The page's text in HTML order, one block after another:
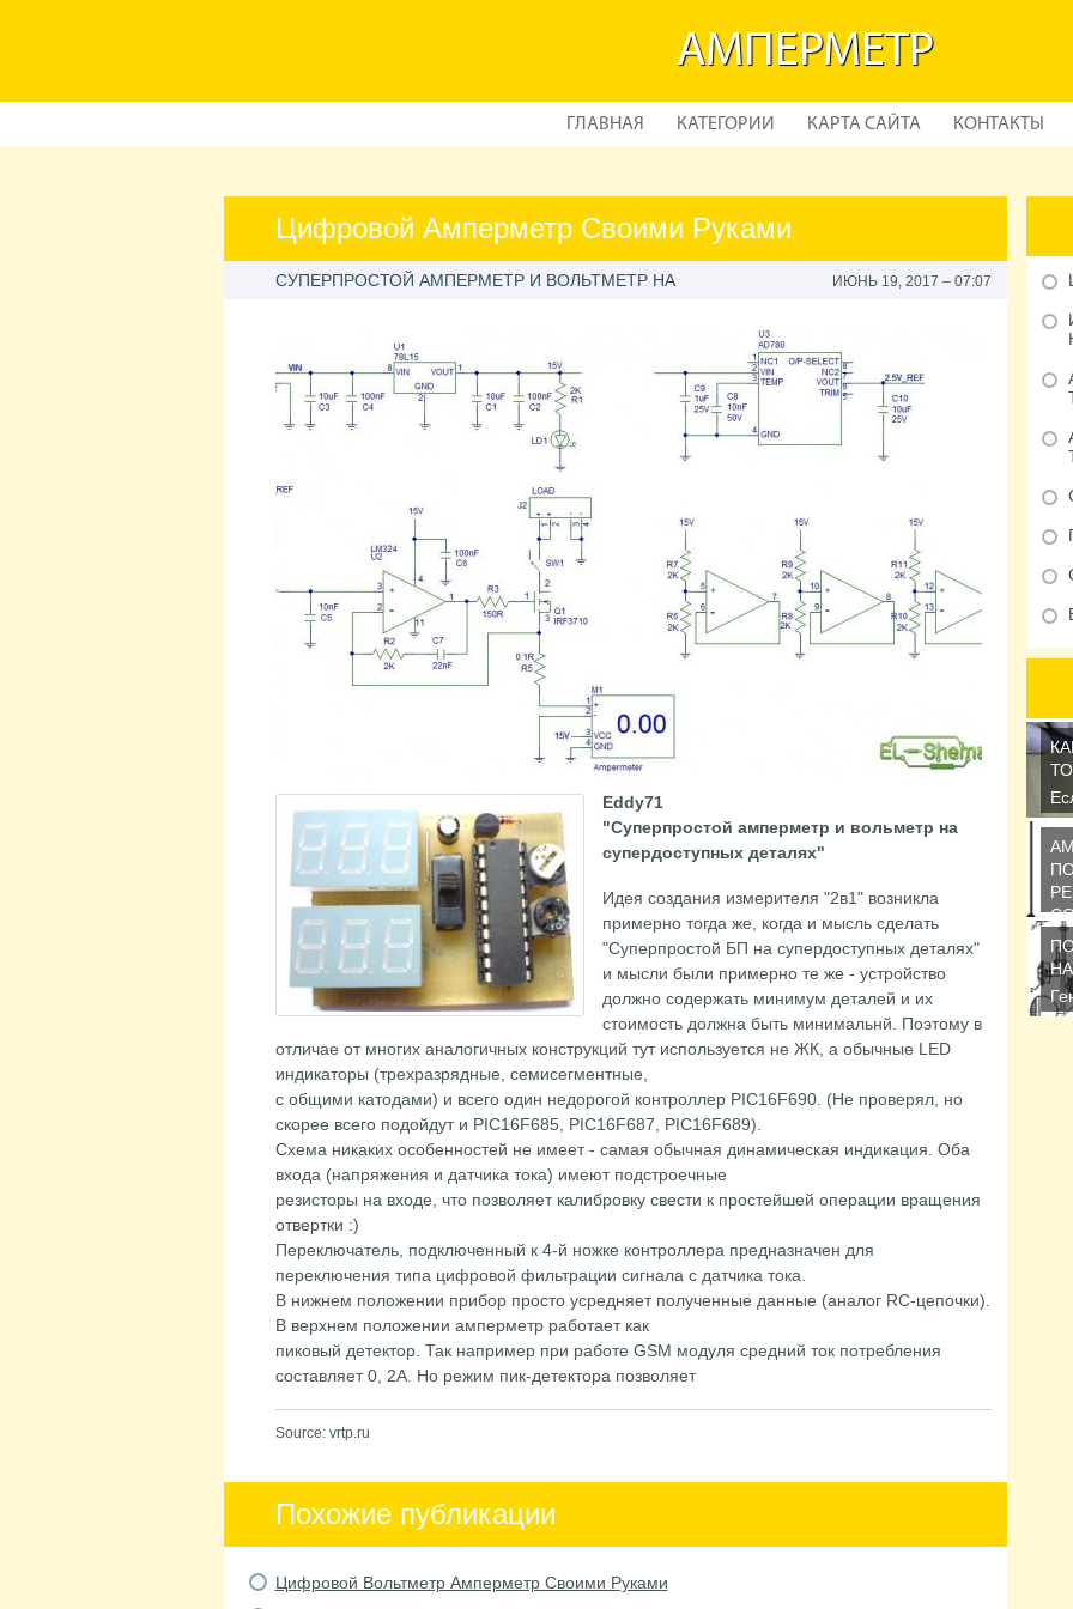
АМПЕРМЕТР
ГЛАВНАЯ КАТЕГОРИИ КАРТА САЙТА КОНТАКТЫ
Цифровой Амперметр Своими Руками
СУПЕРПРОСТОЙ АМПЕРМЕТР И ВОЛЬТМЕТР НА ИЮНЬ 19, 2017 – 07:07
Eddy71
"Суперпростой амперметр и вольметр на
супердоступных деталях"
Идея создания измерителя "2в1" возникла
примерно тогда же, когда и мысль сделать
"Суперпростой БП на супердоступных деталях"
и мысли были примерно те же - устройство
должно содержать минимум деталей и их
стоимость должна быть минимальнй. Поэтому в
отличае от многих аналогичных конструкций тут используется не ЖК, а обычные LED
индикаторы (трехразрядные, семисегментные,
с общими катодами) и всего один недорогой контроллер PIC16F690. (Не проверял, но
скорее всего подойдут и PIC16F685, PIC16F687, PIC16F689).
Схема никаких особенностей не имеет - самая обычная динамическая индикация. Оба
входа (напряжения и датчика тока) имеют подстроечные
резисторы на входе, что позволяет калибровку свести к простейшей операции вращения
отвертки :)
Переключатель, подключенный к 4-й ножке контроллера предназначен для
переключения типа цифровой фильтрации сигнала с датчика тока.
В нижнем положении прибор просто усредняет полученные данные (аналог RC-цепочки).
В верхнем положении амперметр работает как
пиковый детектор. Так например при работе GSM модуля средний ток потребления
составляет 0, 2А. Но режим пик-детектора позволяет
Source: vrtp.ru
Похожие публикации
Цифровой Вольтметр Амперметр Своими Руками